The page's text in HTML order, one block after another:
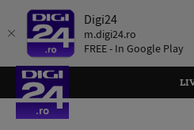
Digi24
m.digi24.ro
FREE - In Google Play